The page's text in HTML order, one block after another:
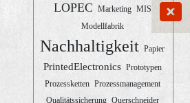
LOPEC Marketing MIS
Modellfabrik
Nachhaltigkeit Papier
PrintedElectronics Prototypen
Prozessketten Prozessmanagement
Qualitätssicherung Querschneider